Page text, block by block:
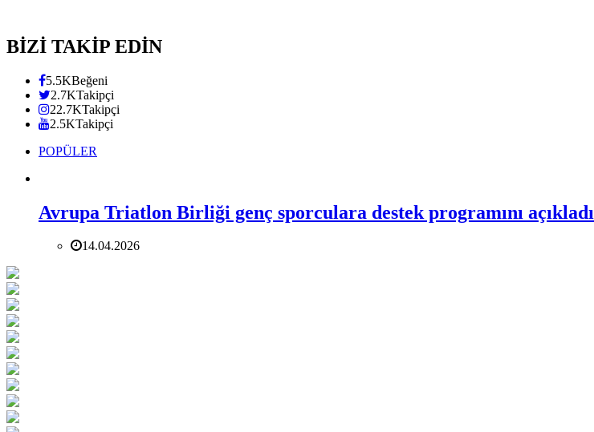
BİZİ TAKİP EDİN
5.5KBeğeni
2.7KTakipçi
22.7KTakipçi
2.5KTakipçi
POPÜLER
Avrupa Triatlon Birliği genç sporculara destek programını açıkladı
14.04.2026